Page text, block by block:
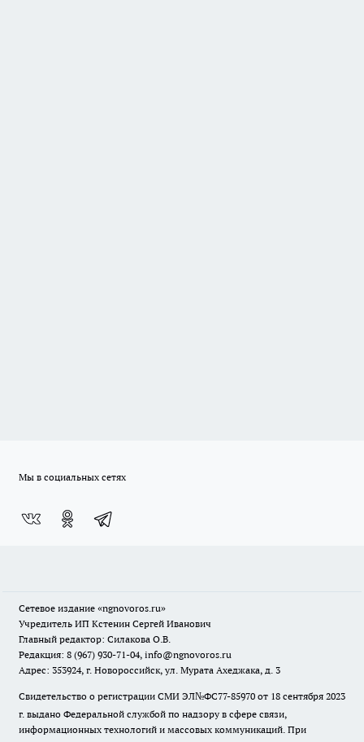
Мы в социальных сетях
Сетевое издание «ngnovoros.ru»
Учредитель ИП Кстенин Сергей Иванович
Главный редактор: Силакова О.В.
Редакция: 8 (967) 930-71-04, info@ngnovoros.ru
Адрес: 353924, г. Новороссийск, ул. Мурата Ахеджака, д. 3
Свидетельство о регистрации СМИ ЭЛ№ФС77-85970 от 18 сентября 2023
г. выдано Федеральной службой по надзору в сфере связи,
информационных технологий и массовых коммуникаций. При